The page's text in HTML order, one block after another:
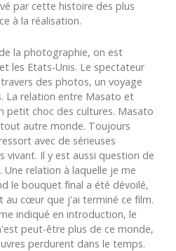
par cette histoire des plus
à la réalisation.
la photographie, on est
les Etats-Unis. Le spectateur
des photos, un voyage
La relation entre Masato et
petit choc des cultures. Masato
autre monde. Toujours
avec de sérieuses
vivant. Il y est aussi question de
Une relation à laquelle je me
le bouquet final a été dévoilé,
au cœur que j'ai terminé ce film.
indiqué en introduction, le
peut-être plus de ce monde,
perdurent dans le temps.